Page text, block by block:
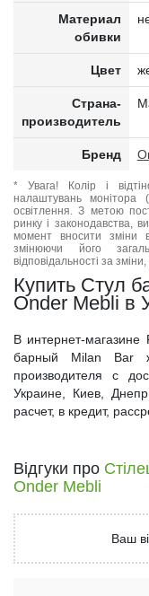
Материал
обивки
Цвет
Страна-
производитель
Бренд
* Увага! Колір і
налаштувань монітора
освітлення. З метою
ринку і законодавства,
момент вносити зміни
змінюючи його
відповідальності за
Купить Стул
Onder Mebli в
В интернет-
барный Milan Bar
производителя с
Украине, Киев,
расчет, в кредит,
Відгуки про
Onder Mebli
Ваш